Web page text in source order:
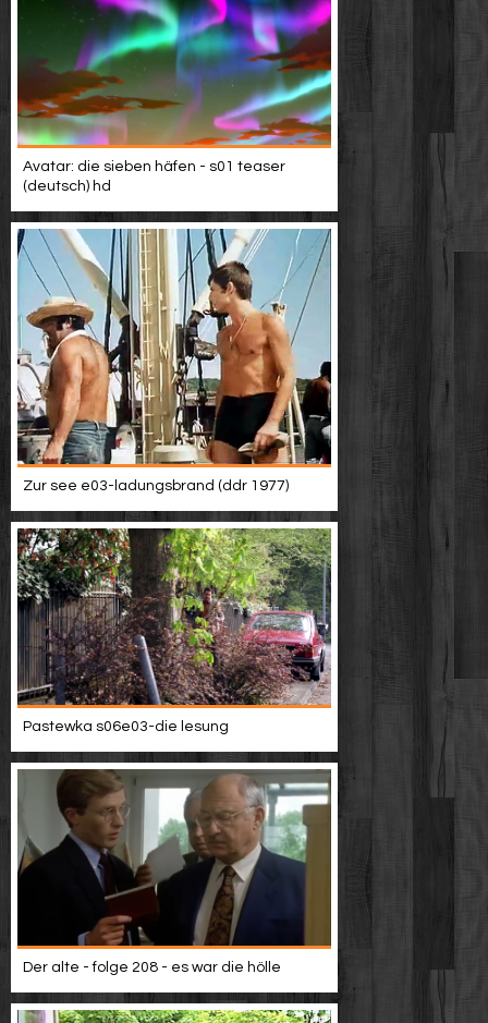
Avatar: die sieben häfen - s01 teaser
(deutsch) hd
Zur see e03-ladungsbrand (ddr 1977)
Pastewka s06e03-die lesung
Der alte - folge 208 - es war die hölle